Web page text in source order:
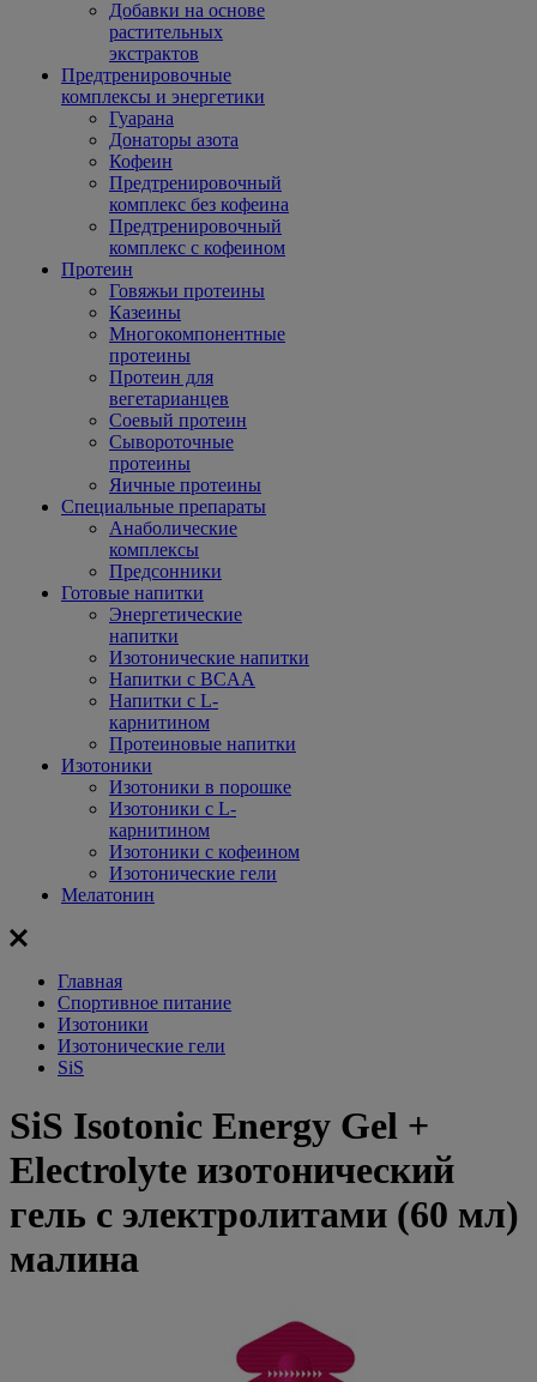
Добавки на основе
растительных
экстрактов
Предтренировочные
комплексы и энергетики
Гуарана
Донаторы азота
Кофеин
Предтренировочный
комплекс без кофеина
Предтренировочный
комплекс с кофеином
Протеин
Говяжьи протеины
Казеины
Многокомпонентные
протеины
Протеин для
вегетарианцев
Соевый протеин
Сывороточные
протеины
Яичные протеины
Специальные препараты
Анаболические
комплексы
Предсонники
Готовые напитки
Энергетические
напитки
Изотонические напитки
Напитки с BCAA
Напитки с L-
карнитином
Протеиновые напитки
Изотоники
Изотоники в порошке
Изотоники с L-
карнитином
Изотоники с кофеином
Изотонические гели
Мелатонин
Главная
Спортивное питание
Изотоники
Изотонические гели
SiS
SiS Isotonic Energy Gel +
Electrolyte изотонический
гель с электролитами (60 мл)
малина